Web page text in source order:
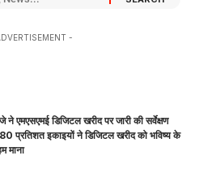
-
ने एमएसएमई डिजिटल खरीद पर जारी की सर्वेक्षण
80 प्रतिशत इकाइयों ने डिजिटल खरीद को भविष्य के
माना